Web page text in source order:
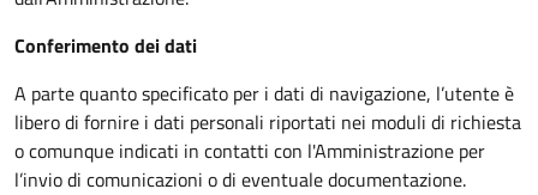
Conferimento dei dati
A parte quanto specificato per i dati di navigazione, l’utente è
libero di fornire i dati personali riportati nei moduli di richiesta
o comunque indicati in contatti con l'Amministrazione per
l’invio di comunicazioni o di eventuale documentazione.